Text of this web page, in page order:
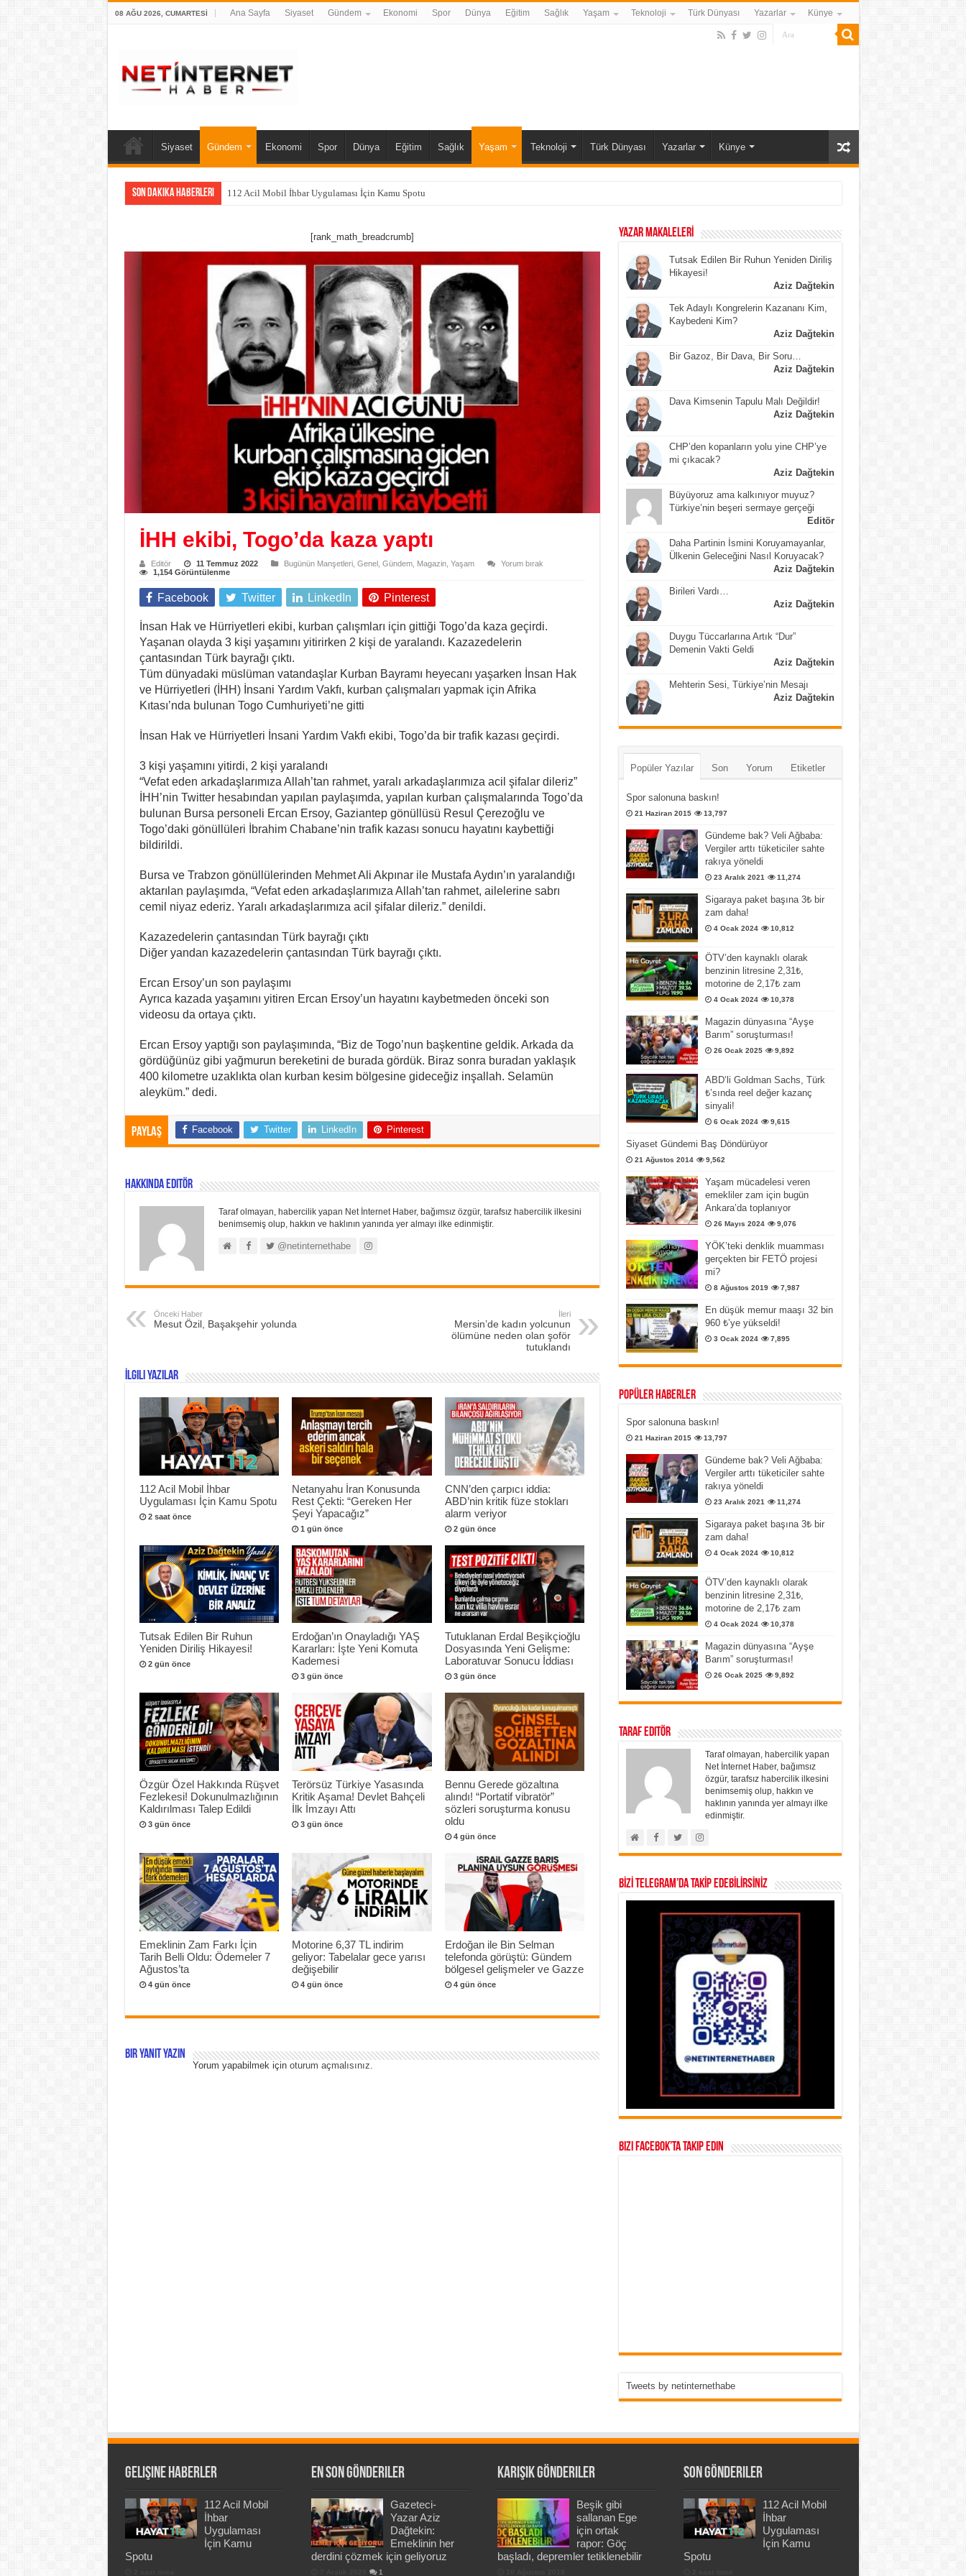
08 AĞU 2026, CUMARTESI Ana Sayfa Siyaset Gündem Ekonomi Spor Dünya Eğitim Sağlık Yaşam Teknoloji Türk Dünyası Yazarlar Künye
Siyaset Gündem Ekonomi Spor Dünya Eğitim Sağlık Yaşam Teknoloji Türk Dünyası Yazarlar Künye
Son Dakika Haberleri 112 Acil Mobil İhbar Uygulaması İçin Kamu Spotu
[rank_math_breadcrumb]
İHH ekibi, Togo’da kaza yaptı
Editör 11 Temmuz 2022 Bugünün Manşetleri, Genel, Gündem, Magazin, Yaşam
Yorum bırak
1,154 Görüntülenme
Facebook Twitter LinkedIn Pinterest
İnsan Hak ve Hürriyetleri ekibi, kurban çalışmları için gittiği Togo’da kaza geçirdi.
Yaşanan olayda 3 kişi yaşamını yitirirken 2 kişi de yaralandı. Kazazedelerin
çantasından Türk bayrağı çıktı.
Tüm dünyadaki müslüman vatandaşlar Kurban Bayramı heyecanı yaşarken İnsan Hak
ve Hürriyetleri (İHH) İnsani Yardım Vakfı, kurban çalışmaları yapmak için Afrika
Kıtası’nda bulunan Togo Cumhuriyeti’ne gitti
İnsan Hak ve Hürriyetleri İnsani Yardım Vakfı ekibi, Togo’da bir trafik kazası geçirdi.
3 kişi yaşamını yitirdi, 2 kişi yaralandı
“Vefat eden arkadaşlarımıza Allah’tan rahmet, yaralı arkadaşlarımıza acil şifalar dileriz”
İHH’nin Twitter hesabından yapılan paylaşımda, yapılan kurban çalışmalarında Togo’da
bulunan Bursa personeli Ercan Ersoy, Gaziantep gönüllüsü Resul Çerezoğlu ve
Togo’daki gönüllüleri İbrahim Chabane’nin trafik kazası sonucu hayatını kaybettiği
bildirildi.
Bursa ve Trabzon gönüllülerinden Mehmet Ali Akpınar ile Mustafa Aydın’ın yaralandığı
aktarılan paylaşımda, “Vefat eden arkadaşlarımıza Allah’tan rahmet, ailelerine sabrı
cemil niyaz ederiz. Yaralı arkadaşlarımıza acil şifalar dileriz.” denildi.
Kazazedelerin çantasından Türk bayrağı çıktı
Diğer yandan kazazedelerin çantasından Türk bayrağı çıktı.
Ercan Ersoy’un son paylaşımı
Ayrıca kazada yaşamını yitiren Ercan Ersoy’un hayatını kaybetmeden önceki son
videosu da ortaya çıktı.
Ercan Ersoy yaptığı son paylaşımında, “Biz de Togo’nun başkentine geldik. Arkada da
gördüğünüz gibi yağmurun bereketini de burada gördük. Biraz sonra buradan yaklaşık
400 kilometre uzaklıkta olan kurban kesim bölgesine gideceğiz inşallah. Selamün
aleyküm.” dedi.
Paylaş Facebook Twitter LinkedIn Pinterest
Hakkında Editör
Taraf olmayan, habercilik yapan Net İnternet Haber, bağımsız özgür, tarafsız habercilik ilkesini
benimsemiş olup, hakkın ve haklının yanında yer almayı ilke edinmiştir.
@netinternethabe
Önceki Haber
Mesut Özil, Başakşehir yolunda
İleri
Mersin’de kadın yolcunun
ölümüne neden olan şoför
tutuklandı
İlgili Yazılar
112 Acil Mobil İhbar
Uygulaması İçin Kamu Spotu
2 saat önce
Netanyahu İran Konusunda
Rest Çekti: “Gereken Her
Şeyi Yapacağız”
1 gün önce
CNN’den çarpıcı iddia:
ABD’nin kritik füze stokları
alarm veriyor
2 gün önce
Tutsak Edilen Bir Ruhun
Yeniden Diriliş Hikayesi!
2 gün önce
Erdoğan’ın Onayladığı YAŞ
Kararları: İşte Yeni Komuta
Kademesi
3 gün önce
Tutuklanan Erdal Beşikçioğlu
Dosyasında Yeni Gelişme:
Laboratuvar Sonucu İddiası
3 gün önce
Özgür Özel Hakkında Rüşvet
Fezlekesi! Dokunulmazlığının
Kaldırılması Talep Edildi
3 gün önce
Terörsüz Türkiye Yasasında
Kritik Aşama! Devlet Bahçeli
İlk İmzayı Attı
3 gün önce
Bennu Gerede gözaltına
alındı! “Portatif vibratör”
sözleri soruşturma konusu
oldu
4 gün önce
Emeklinin Zam Farkı İçin
Tarih Belli Oldu: Ödemeler 7
Ağustos’ta
4 gün önce
Motorine 6,37 TL indirim
geliyor: Tabelalar gece yarısı
değişebilir
4 gün önce
Erdoğan ile Bin Selman
telefonda görüştü: Gündem
bölgesel gelişmeler ve Gazze
4 gün önce
Bir yanıt yazın
Yorum yapabilmek için oturum açmalısınız
YAZAR MAKALELERİ
Tutsak Edilen Bir Ruhun Yeniden Diriliş
Hikayesi!
Aziz Dağtekin
Tek Adaylı Kongrelerin Kazananı Kim,
Kaybedeni Kim?
Aziz Dağtekin
Bir Gazoz, Bir Dava, Bir Soru…
Aziz Dağtekin
Dava Kimsenin Tapulu Malı Değildir!
Aziz Dağtekin
CHP’den kopanların yolu yine CHP’ye
mi çıkacak?
Aziz Dağtekin
Büyüyoruz ama kalkınıyor muyuz?
Türkiye’nin beşeri sermaye gerçeği
Editör
Daha Partinin İsmini Koruyamayanlar,
Ülkenin Geleceğini Nasıl Koruyacak?
Aziz Dağtekin
Birileri Vardı…
Aziz Dağtekin
Duygu Tüccarlarına Artık “Dur”
Demenin Vakti Geldi
Aziz Dağtekin
Mehterin Sesi, Türkiye’nin Mesajı
Aziz Dağtekin
Popüler Yazılar Son Yorum Etiketler
Spor salonuna baskın!
21 Haziran 2015 13,797
Gündeme bak? Veli Ağbaba:
Vergiler arttı tüketiciler sahte
rakıya yöneldi
23 Aralık 2021 11,274
Sigaraya paket başına 3₺ bir
zam daha!
4 Ocak 2024 10,812
ÖTV’den kaynaklı olarak
benzinin litresine 2,31₺,
motorine de 2,17₺ zam
4 Ocak 2024 10,378
Magazin dünyasına “Ayşe
Barım” soruşturması!
26 Ocak 2025 9,892
ABD’li Goldman Sachs, Türk
₺’sında reel değer kazanç
sinyali!
6 Ocak 2024 9,615
Siyaset Gündemi Baş Döndürüyor
21 Ağustos 2014 9,562
Yaşam mücadelesi veren
emekliler zam için bugün
Ankara’da toplanıyor
26 Mayıs 2024 9,076
YÖK’teki denklik muamması
gerçekten bir FETÖ projesi
mi?
8 Ağustos 2019 7,987
En düşük memur maaşı 32 bin
960 ₺’ye yükseldi!
3 Ocak 2024 7,895
Popüler Haberler
Spor salonuna baskın!
21 Haziran 2015 13,797
Gündeme bak? Veli Ağbaba:
Vergiler arttı tüketiciler sahte
rakıya yöneldi
23 Aralık 2021 11,274
Sigaraya paket başına 3₺ bir
zam daha!
4 Ocak 2024 10,812
ÖTV’den kaynaklı olarak
benzinin litresine 2,31₺,
motorine de 2,17₺ zam
4 Ocak 2024 10,378
Magazin dünyasına “Ayşe
Barım” soruşturması!
26 Ocak 2025 9,892
Taraf Editör
Taraf olmayan, habercilik yapan
Net İnternet Haber, bağımsız
özgür, tarafsız habercilik ilkesini
benimsemiş olup, hakkın ve
haklının yanında yer almayı ilke
edinmiştir.
BİZİ TELEGRAM’DA TAKİP EDEBİLİRSİNİZ
Bizi Facebok’ta takip edin
Tweets by netinternethabe
Gelişine Haberler
112 Acil Mobil
İhbar
Uygulaması
İçin Kamu
Spotu
En Son Gönderiler
Gazeteci-
Yazar Aziz
Dağtekin:
Emeklinin her
derdini çözmek için geliyoruz
1
Karışık Gönderiler
Beşik gibi
sallanan Ege
için ortak
rapor: Göç
başladı, depremler tetiklenebilir
Son Gönderiler
112 Acil Mobil
İhbar
Uygulaması
İçin Kamu
Spotu